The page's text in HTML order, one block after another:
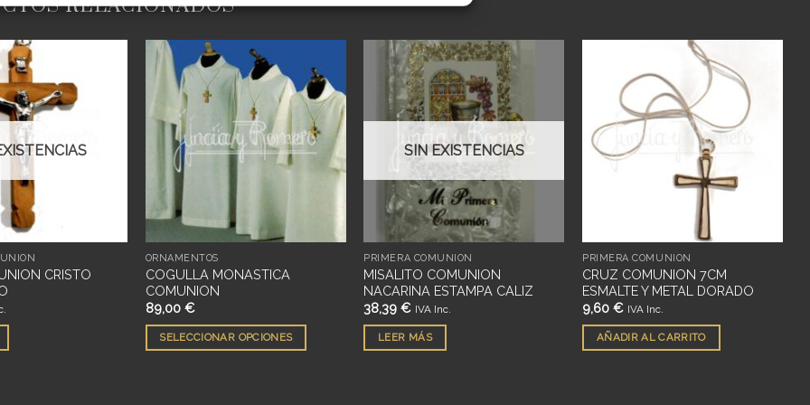
RELACIONADOS
CRISTO
Añadir
a
deseos
ORNAMENTOS
COGULLA MONASTICA
COMUNION
89,00 €
SELECCIONAR OPCIONES
deseos
SIN EXISTENCIAS
PRIMERA COMUNIÓN
MISALITO COMUNION
NACARINA ESTAMPA CALIZ
38,39€ IVA Inc.
LEER MÁS
Añadir
a
deseos
PRIMERA COMUNIÓN
CRUZ COMUNION 7CM
ESMALTE Y METAL DORADO
9,60€ IVA Inc.
AÑADIR AL CARRITO